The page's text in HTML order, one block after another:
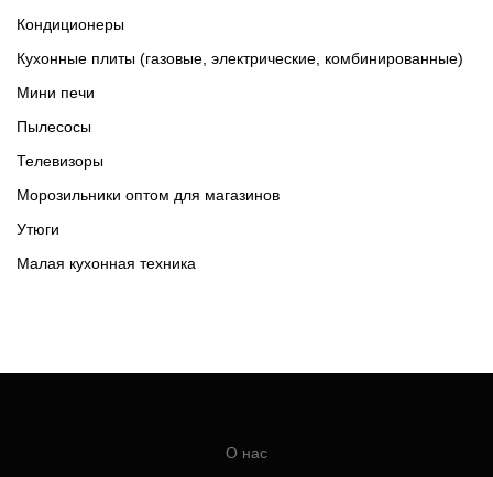
Кондиционеры
Кухонные плиты (газовые, электрические, комбинированные)
Мини печи
Пылесосы
Телевизоры
Морозильники оптом для магазинов
Утюги
Малая кухонная техника
О нас